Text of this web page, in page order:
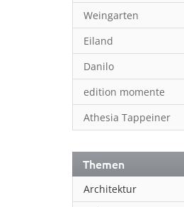
Weingarten
Eiland
Danilo
edition momente
Athesia Tappeiner
Themen
Architektur